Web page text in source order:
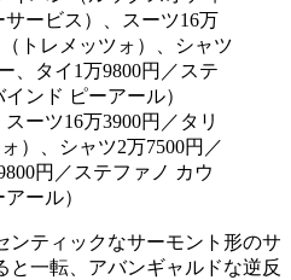
ーツ16万3900円／タリ
）、シャツ2万7500円／
円／ステファノ カウ
ール）
ンティックなサーモント形のサ
と一転、アバンギャルドな逆反